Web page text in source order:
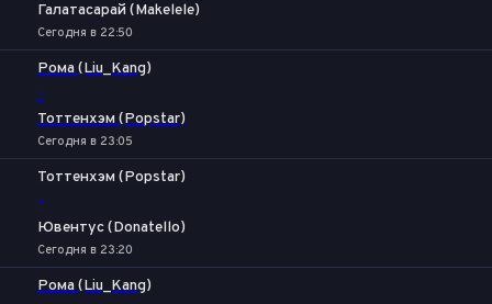
Галатасарай (Makelele)
Сегодня в 22:50
Рома (Liu_Kang)
-
Тоттенхэм (Popstar)
Сегодня в 23:05
Тоттенхэм (Popstar)
-
Ювентус (Donatello)
Сегодня в 23:20
Рома (Liu_Kang)